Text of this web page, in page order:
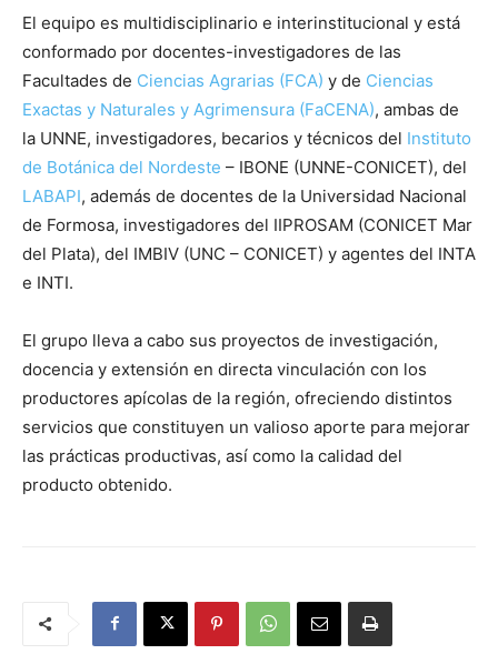
El equipo es multidisciplinario e interinstitucional y está
conformado por docentes-investigadores de las
Facultades de Ciencias Agrarias (FCA) y de Ciencias
Exactas y Naturales y Agrimensura (FaCENA), ambas de
la UNNE, investigadores, becarios y técnicos del Instituto
de Botánica del Nordeste – IBONE (UNNE-CONICET), del
LABAPI, además de docentes de la Universidad Nacional
de Formosa, investigadores del IIPROSAM (CONICET Mar
del Plata), del IMBIV (UNC – CONICET) y agentes del INTA
e INTI.
El grupo lleva a cabo sus proyectos de investigación,
docencia y extensión en directa vinculación con los
productores apícolas de la región, ofreciendo distintos
servicios que constituyen un valioso aporte para mejorar
las prácticas productivas, así como la calidad del
producto obtenido.